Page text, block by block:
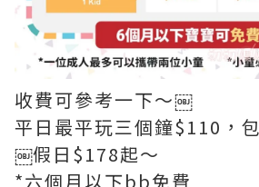
收費可參考一下～￼
平日最平玩三個鐘$110，
￼假日$178起～
*六個月以下bb免費